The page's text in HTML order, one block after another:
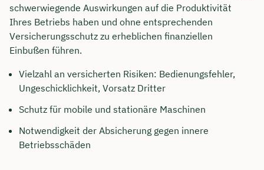
schwerwiegende Auswirkungen auf die Produktivität
Ihres Betriebs haben und ohne entsprechenden
Versicherungsschutz zu erheblichen finanziellen
Einbußen führen.
Vielzahl an versicherten Risiken: Bedienungsfehler,
Ungeschicklichkeit, Vorsatz Dritter
Schutz für mobile und stationäre Maschinen
Notwendigkeit der Absicherung gegen innere
Betriebsschäden